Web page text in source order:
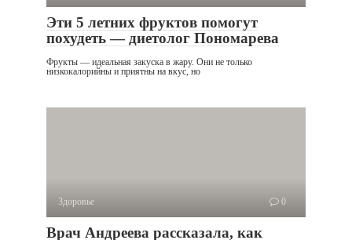
Эти 5 летних фруктов помогут
похудеть — диетолог Пономарева
Фрукты — идеальная закуска в жару. Они не только
низкокалорийны и приятны на вкус, но
Здоровье 0
Врач Андреева рассказала, как